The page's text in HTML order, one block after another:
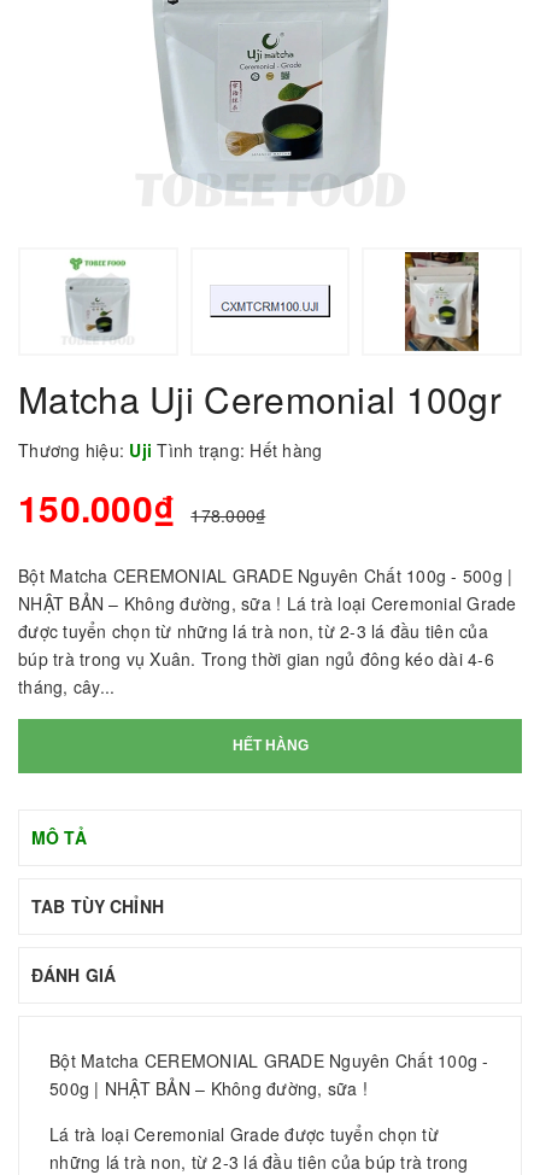
Matcha Uji Ceremonial 100gr
Thương hiệu: UjiTình trạng: Hết hàng
150.000₫ 178.000₫
Bột Matcha CEREMONIAL GRADE Nguyên Chất 100g - 500g |
NHẬT BẢN – Không đường, sữa ! Lá trà loại Ceremonial Grade
được tuyển chọn từ những lá trà non, từ 2-3 lá đầu tiên của
búp trà trong vụ Xuân. Trong thời gian ngủ đông kéo dài 4-6
tháng, cây...
HẾT HÀNG
MÔ TẢ
TAB TÙY CHỈNH
ĐÁNH GIÁ
Bột Matcha CEREMONIAL GRADE Nguyên Chất 100g -
500g | NHẬT BẢN – Không đường, sữa !
Lá trà loại Ceremonial Grade được tuyển chọn từ
những lá trà non, từ 2-3 lá đầu tiên của búp trà trong